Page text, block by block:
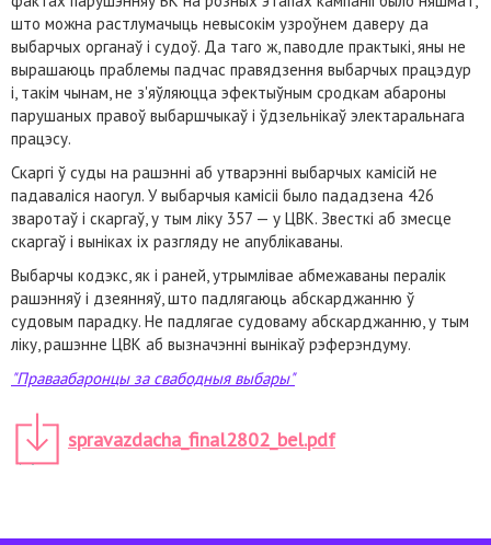
што можна растлумачыць невысокім узроўнем даверу да
выбарчых органаў і судоў. Да таго ж, паводле практыкі, яны не
вырашаюць праблемы падчас правядзення выбарчых працэдур
і, такім чынам, не з'яўляюцца эфектыўным сродкам абароны
парушаных правоў выбаршчыкаў і ўдзельнікаў электаральнага
працэсу.
Скаргі ў суды на рашэнні аб утварэнні выбарчых камісій не
падаваліся наогул. У выбарчыя камісіі было пададзена 426
зваротаў і скаргаў, у тым ліку 357 — у ЦВК. Звесткі аб змесце
скаргаў і выніках іх разгляду не апублікаваны.
Выбарчы кодэкс, як і раней, утрымлівае абмежаваны пералік
рашэнняў і дзеянняў, што падлягаюць абскарджанню ў
судовым парадку. Не падлягае судоваму абскарджанню, у тым
ліку, рашэнне ЦВК аб вызначэнні вынікаў рэферэндуму.
"Праваабаронцы за свабодныя выбары"
spravazdacha_final2802_bel.pdf